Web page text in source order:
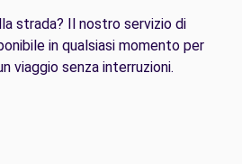
strada? Il nostro servizio di
in qualsiasi momento per
viaggio senza interruzioni.